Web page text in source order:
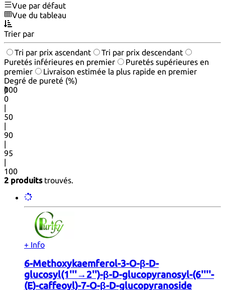
Vue par défaut
Vue du tableau
Trier par
Tri par prix ascendant
Tri par prix descendant
Puretés inférieures en premier
Puretés supérieures en
premier
Livraison estimée la plus rapide en premier
Degré de pureté (%)
0
100
|
0
|
50
|
90
|
95
|
100
2 produitstrouvés.
+ Info
6-Methoxykaemferol-3-O-β-D-
glucosyl(1'''→2'')-β-D-glucopyranosyl-(6''''-
(E)-caffeoyl)-7-O-β-D-glucopyranoside